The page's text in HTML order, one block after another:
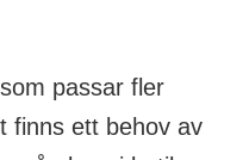
passar fler
finns ett behov av